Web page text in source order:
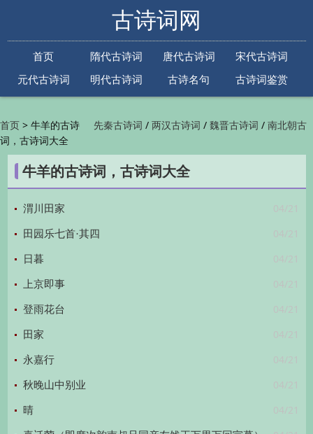
古诗词网
首页 隋代古诗词 唐代古诗词
宋代古诗词
元代古诗词
明代古诗词 古诗名句
古诗词鉴赏
先秦古诗词 /两汉古诗词 /魏晋古诗词 /南北朝古
代古诗词/金朝古诗词/元代古诗词/明代古诗词
/清代古诗词/近现代古诗词
鉴赏/古诗下一句/古诗上一句/
首页 > 牛羊的古诗
词，古诗词大全
牛羊的古诗词，古诗词大全
04/21
渭川田家
04/21
田园乐七首·其四
04/21
日暮
04/21
上京即事
04/21
登雨花台
04/21
田家
04/21
永嘉行
04/21
秋晚山中别业
04/21
晴